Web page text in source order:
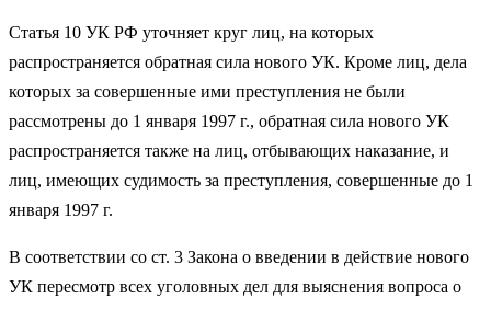
Статья 10 УК РФ уточняет круг лиц, на которых
распространяется обратная сила нового УК. Кроме лиц, дела
которых за совершенные ими преступления не были
рассмотрены до 1 января 1997 г., обратная сила нового УК
распространяется также на лиц, отбывающих наказание, и
лиц, имеющих судимость за преступления, совершенные до 1
января 1997 г.
В соответствии со ст. 3 Закона о введении в действие нового
УК пересмотр всех уголовных дел для выяснения вопроса о